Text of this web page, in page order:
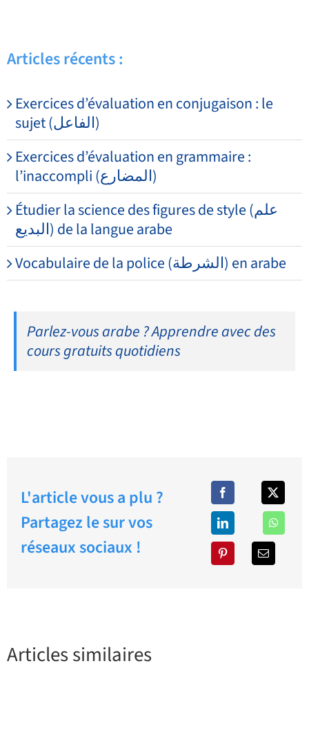
Articles récents :
Exercices d’évaluation en conjugaison : le
sujet (الفاعل)
Exercices d’évaluation en grammaire :
l’inaccompli (المضارع)
Étudier la science des figures de style (علم
البديع) de la langue arabe
Vocabulaire de la police (الشرطة) en arabe
Parlez-vous arabe ? Apprendre avec des
cours gratuits quotidiens
L'article vous a plu ?
Partagez le sur vos
réseaux sociaux !
Articles similaires